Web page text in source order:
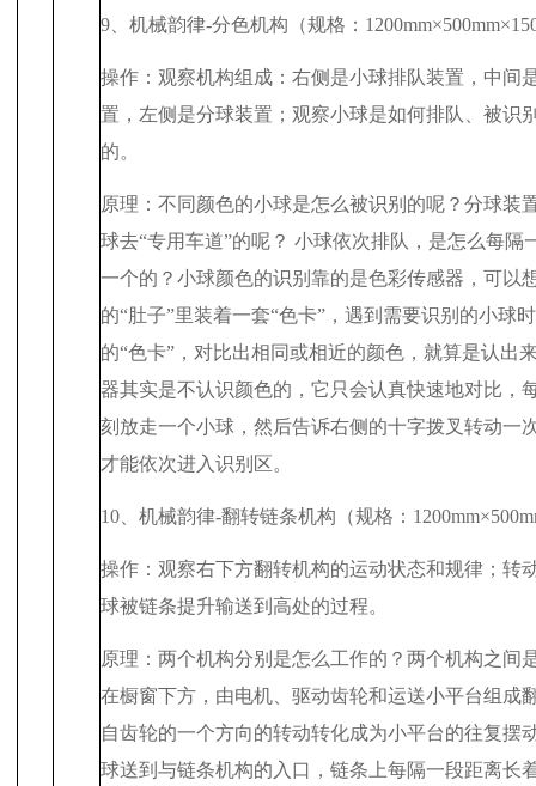
9 、机械韵律-分色机构（规格： 1200mm×500mm×
操作：观察机构组成：右侧是小球排队装置，中间
置，左侧是分球装置；观察小球是如何排队、被识
的。
原理：不同颜色的小球是怎么被识别的呢？分球装
球去“专用车道”的呢？ 小球依次排队，是怎么每隔
一个的？小球颜色的识别靠的是色彩传感器，可以
的“肚子”里装着一套“色卡”，遇到需要识别的小球
的“色卡”，对比出相同或相近的颜色，就算是认出
器其实是不认识颜色的，它只会认真快速地对比，
刻放走一个小球，然后告诉右侧的十字拨叉转动一
才能依次进入识别区。
10 、机械韵律-翻转链条机构（规格： 1200mm×
操作：观察右下方翻转机构的运动状态和规律；转
球被链条提升输送到高处的过程。
原理：两个机构分别是怎么工作的？两个机构之间
在橱窗下方，由电机、驱动齿轮和运送小平台组成
自齿轮的一个方向的转动转化成为小平台的往复摆
球送到与链条机构的入口，链条上每隔一段距离长